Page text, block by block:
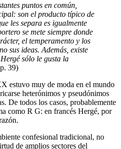
puntos en común,
son el producto típico de
les separa es igualmente
se mete siempre donde
el temperamento y los
sus ideas. Además, existe
sólo le gusta la
39)
estuvo muy de moda en el mundo
heterónimos y pseudónimos
De todos los casos, probablemente
como R G: en francés Hergé, por
confesional tradicional, no
de amplios sectores del